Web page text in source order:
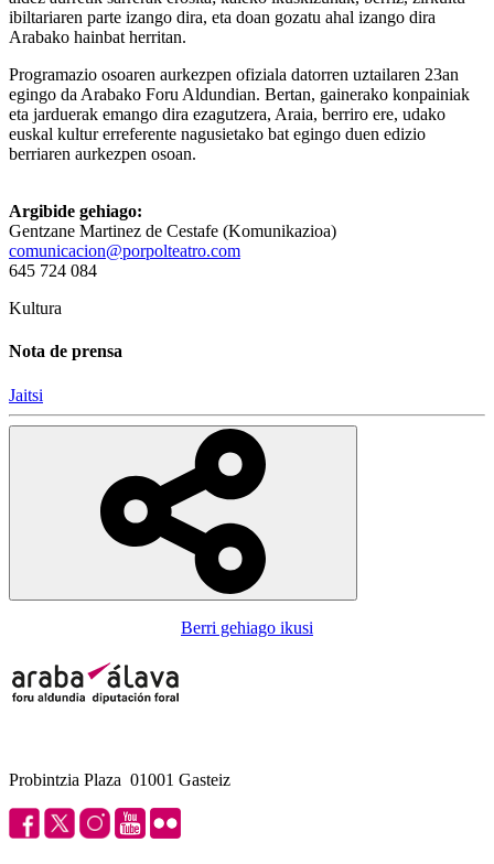
ibiltariaren parte izango dira, eta doan gozatu ahal izango dira
Arabako hainbat herritan.
Programazio osoaren aurkezpen ofiziala datorren uztailaren 23an
egingo da Arabako Foru Aldundian. Bertan, gainerako konpainiak
eta jarduerak emango dira ezagutzera, Araia, berriro ere, udako
euskal kultur erreferente nagusietako bat egingo duen edizio
berriaren aurkezpen osoan.
Argibide gehiago:
Gentzane Martinez de Cestafe (Komunikazioa)
comunicacion@porpolteatro.com
645 724 084
Kultura
Nota de prensa
Jaitsi
Berri gehiago ikusi
Probintzia Plaza 01001 Gasteiz